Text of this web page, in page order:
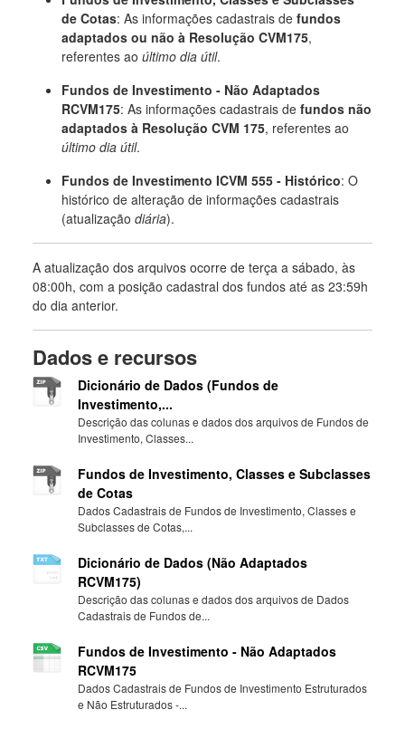
de Cotas: As informações cadastrais de fundos
adaptados ou não à Resolução CVM175,
referentes ao último dia útil.
Fundos de Investimento - Não Adaptados
RCVM175: As informações cadastrais de fundos não
adaptados à Resolução CVM 175, referentes ao
último dia útil.
Fundos de Investimento ICVM 555 - Histórico: O
histórico de alteração de informações cadastrais
(atualização diária).
A atualização dos arquivos ocorre de terça a sábado, às
08:00h, com a posição cadastral dos fundos até as 23:59h
do dia anterior.
Dados e recursos
Dicionário de Dados (Fundos de
Investimento,...
Descrição das colunas e dados dos arquivos de Fundos de
Investimento, Classes...
Fundos de Investimento, Classes e Subclasses
de Cotas
Dados Cadastrais de Fundos de Investimento, Classes e
Subclasses de Cotas,...
Dicionário de Dados (Não Adaptados
RCVM175)
Descrição das colunas e dados dos arquivos de Dados
Cadastrais de Fundos de...
Fundos de Investimento - Não Adaptados
RCVM175
Dados Cadastrais de Fundos de Investimento Estruturados
e Não Estruturados -...